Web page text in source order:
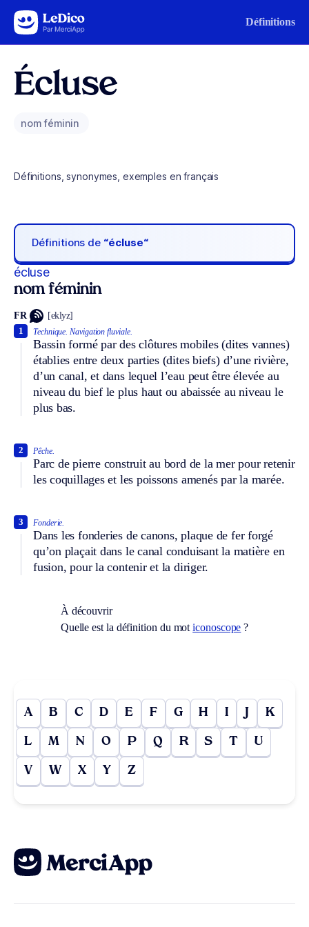
Aller au contenu Définitions
Écluse
nom féminin
Définitions, synonymes, exemples en français
Définitions de “écluse“
écluse
nom féminin
FR [eklyz]
Technique. Navigation fluviale.
Bassin formé par des clôtures mobiles (dites vannes)
établies entre deux parties (dites biefs) d’une rivière,
d’un canal, et dans lequel l’eau peut être élevée au
niveau du bief le plus haut ou abaissée au niveau le
plus bas.
1
Pêche.
Parc de pierre construit au bord de la mer pour retenir
les coquillages et les poissons amenés par la marée.
2
Fonderie.
Dans les fonderies de canons, plaque de fer forgé
qu’on plaçait dans le canal conduisant la matière en
fusion, pour la contenir et la diriger.
3
À découvrir
Quelle est la définition du moticonoscope ?
A B C D E F G H I J K
L M N O P Q R S T U
V W X Y Z